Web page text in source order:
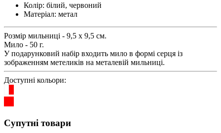
Колір: білий, червоний
Матеріал: метал
Розмір мильниці - 9,5 х 9,5 см.
Мило - 50 г.
У подарунковий набір входить мило в формі серця із
зображенням метеликів на металевій мильниці.
Доступні кольори:
Супутні товари